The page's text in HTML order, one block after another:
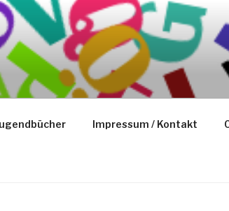
Impressum / Kontakt